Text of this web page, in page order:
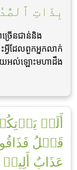
بِذَاتِ
រើនជាន់និង
វីដែលពួកអ្នកលាក់
យអល់ឡោះមហាដឹង
أَلَمۡ
قَبۡلُ
عَذَابٌ أَلِيمٞ